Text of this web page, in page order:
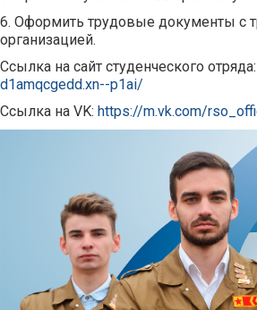
6. Оформить трудовые документы с
организацией.
Ссылка на сайт студенческого отряда:
d1amqcgedd.xn--p1ai/
Ссылка на VK: https://m.vk.com/